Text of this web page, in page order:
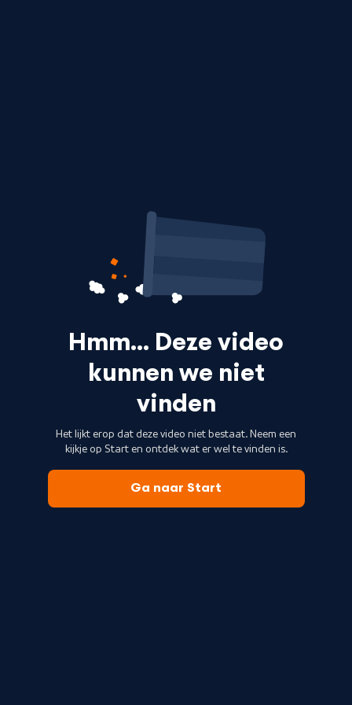
Hmm… Deze video
kunnen we niet
vinden
Het lijkt erop dat deze video niet bestaat. Neem een
kijkje op Start en ontdek wat er wel te vinden is.
Ga naar Start